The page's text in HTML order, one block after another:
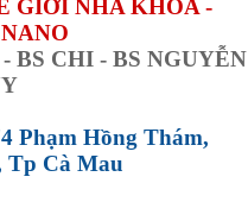
GIỚI NHA KHOA -
BS CHI - BS NGUYỄN
Phạm Hồng Thám,
Tp Cà Mau